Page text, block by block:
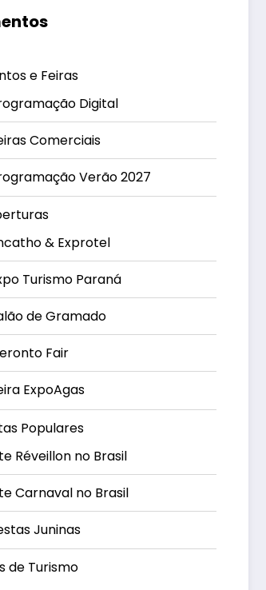
e Feiras
Digital
Comerciais
Verão 2027
& Exprotel
Turismo Paraná
de Gramado
Fair
ExpoAgas
Populares
Réveillon no Brasil
Carnaval no Brasil
Juninas
de Turismo